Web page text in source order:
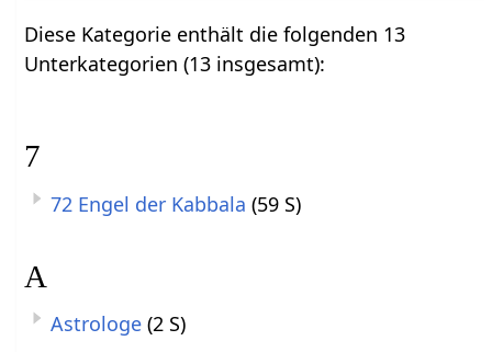
Diese Kategorie enthält die folgenden 13
Unterkategorien (13 insgesamt):
7
72 Engel der Kabbala (59 S)
A
Astrologe (2 S)